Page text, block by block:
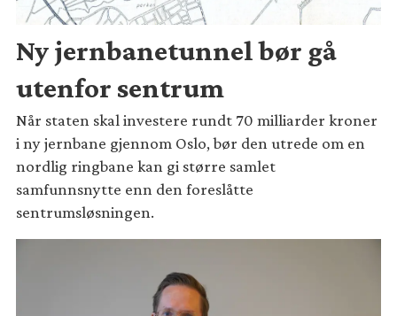
Ny jernbanetunnel bør gå
utenfor sentrum
Når staten skal investere rundt 70 milliarder kroner
i ny jernbane gjennom Oslo, bør den utrede om en
nordlig ringbane kan gi større samlet
samfunnsnytte enn den foreslåtte
sentrumsløsningen.